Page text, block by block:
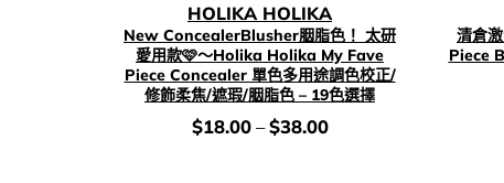
HOLIKA HOLIKA
New ConcealerBlusher胭脂色！ 太研
愛用款🩷～Holika Holika My Fave
Piece Concealer 單色多用途調色校正/
修飾柔焦/遮瑕/胭脂色 – 19色選擇
價
錢：
$18.00–$38.00
清倉
Piece